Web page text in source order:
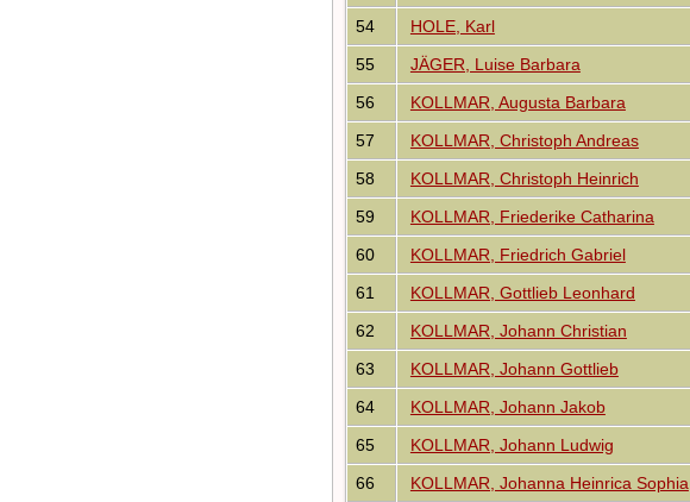
54
HOLE, Karl
55
JÄGER, Luise Barbara
56
KOLLMAR, Augusta Barbara
57
KOLLMAR, Christoph Andreas
58
KOLLMAR, Christoph Heinrich
59
KOLLMAR, Friederike Catharina
60
KOLLMAR, Friedrich Gabriel
61
KOLLMAR, Gottlieb Leonhard
62
KOLLMAR, Johann Christian
63
KOLLMAR, Johann Gottlieb
64
KOLLMAR, Johann Jakob
65
KOLLMAR, Johann Ludwig
66
KOLLMAR, Johanna Heinrica Sophia